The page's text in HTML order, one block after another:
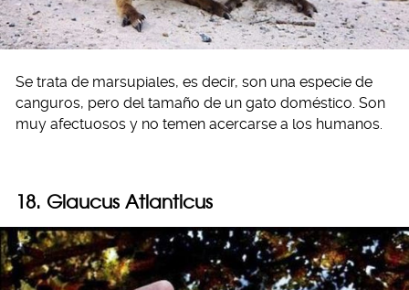
Se trata de marsupiales, es decir, son una especie de
canguros, pero del tamaño de un gato doméstico. Son
muy afectuosos y no temen acercarse a los humanos.
18. Glaucus Atlanticus